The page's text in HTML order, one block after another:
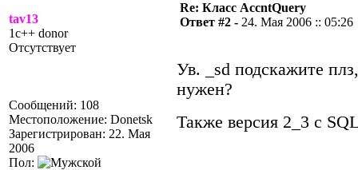
tav13
1c++ donor
Отсутствует
Сообщений: 108
Местоположение: Donetsk
Зарегистрирован: 22. Мая
2006
Пол:
Re: Класс AccntQuery
Ответ #2 - 24. Мая 2006 :: 05:26
Ув. _sd подскажите
нужен?
Также версия 2_3 с